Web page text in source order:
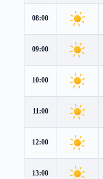
08:00
09:00
10:00
11:00
12:00
13:00